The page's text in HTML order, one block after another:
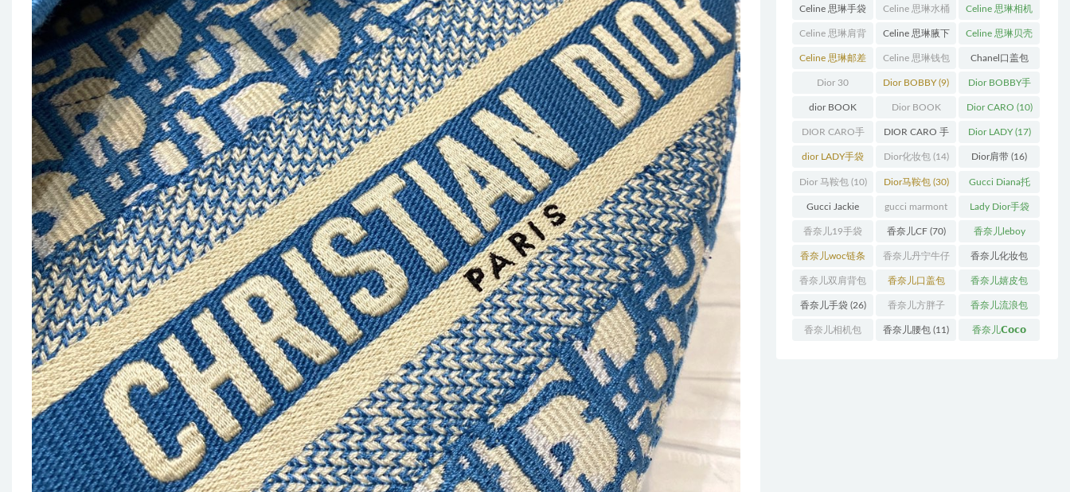
包 (23) 包 (14) 包 (18)
Celine 思琳手袋
(250)
Celine 思琳水桶
包 (55)
Celine 思琳相机
包 (11)
Celine 思琳肩背
包 (12)
Celine 思琳腋下
包 (10)
Celine 思琳贝壳
包(12)
Celine 思琳邮差
包(13)
Celine 思琳钱包
(10)
Chanel口盖包
(13)
Dior 30
Montaigne 蒙田
(31)
Dior BOBBY(9) Dior BOBBY手
袋(26)
dior BOOK
TOTE(12)
Dior BOOK
TOTE手袋(163)
Dior CARO (10)
DIOR CARO手
袋(11)
DIOR CARO 手
袋(31)
Dior LADY(17)
dior LADY手袋
(70)
Dior化妆包(14) Dior肩带 (16)
Dior 马鞍包(10) Dior马鞍包(30) Gucci Diana托
特包(11)
Gucci Jackie
(11)
gucci marmont
系列(19)
Lady Dior手袋
(51)
香奈儿19手袋
(27)
香奈儿CF(70) 香奈儿leboy
(13)
香奈儿woc链条
包 (11)
香奈儿丹宁牛仔
(12)
香奈儿化妆包
(13)
香奈儿双肩背包
(13)
香奈儿口盖包
(55)
香奈儿嬉皮包
(10)
香奈儿手袋(26) 香奈儿方胖子
(11)
香奈儿流浪包
(10)
香奈儿相机包 香奈儿腰包 (11) 香奈儿𝗖𝗼𝗰𝗼